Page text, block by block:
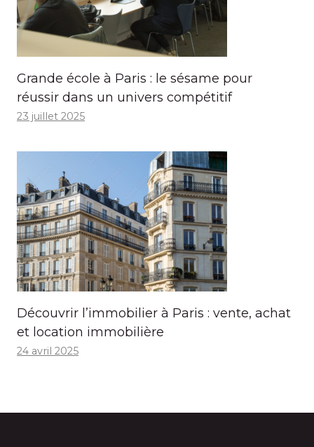
Grande école à Paris : le sésame pour
réussir dans un univers compétitif
23 juillet 2025
Découvrir l’immobilier à Paris : vente, achat
et location immobilière
24 avril 2025